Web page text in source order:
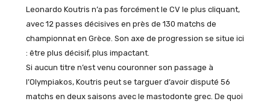
Leonardo Koutris n’a pas forcément le CV le plus cliquant,
avec 12 passes décisives en près de 130 matchs de
championnat en Grèce. Son axe de progression se situe ici
: être plus décisif, plus impactant.
Si aucun titre n’est venu couronner son passage à
l’Olympiakos, Koutris peut se targuer d’avoir disputé 56
matchs en deux saisons avec le mastodonte grec. De quoi